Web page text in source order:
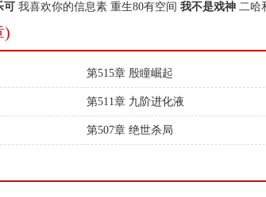
可 我喜欢你的信息素 重生80有空间 我不是戏神 二哈
)
第515章 殷瞳崛起
第511章 九阶进化液
第507章 绝世杀局